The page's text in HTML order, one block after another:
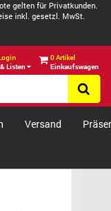
gelten für Privatkunden.
inkl. gesetzl. MwSt.
Listen
0 Artikel
Einkaufswagen
Versand